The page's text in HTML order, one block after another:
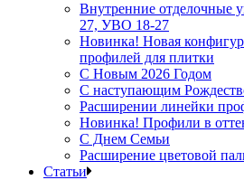
Внутренние
27, УВО 18-27
Новинка! Новая
профилей для плитки
С Новым 2026 Годом
С наступающим
Расширении линейки
Новинка! Профили в
С Днем Семьи
Расширение цветовой
Статьи